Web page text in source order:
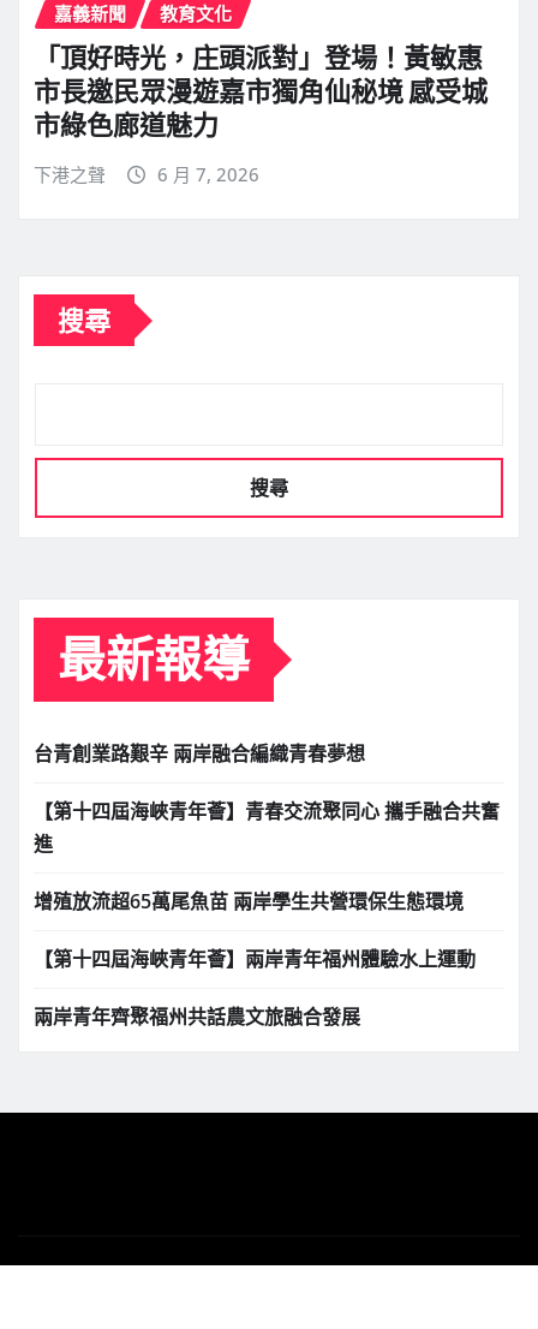
嘉義新聞 教育文化
「頂好時光，庄頭派對」登場！黃敏惠
市長邀民眾漫遊嘉市獨角仙秘境 感受城
市綠色廊道魅力
下港之聲 6 月 7, 2026
搜尋
搜尋
最新報導
台青創業路艱辛 兩岸融合編織青春夢想
【第十四屆海峽青年薈】青春交流聚同心 攜手融合共奮
進
增殖放流超65萬尾魚苗 兩岸學生共營環保生態環境
【第十四屆海峽青年薈】兩岸青年福州體驗水上運動
兩岸青年齊聚福州共話農文旅融合發展